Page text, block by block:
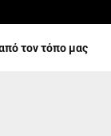
τον τόπο μας